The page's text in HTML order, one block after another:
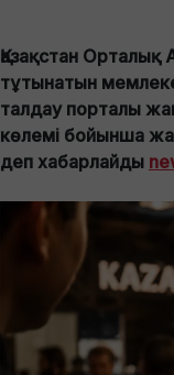
Қазақстан Орталық
тұтынатын
талдау порталы
көлемі бойынша
деп хабарлайды